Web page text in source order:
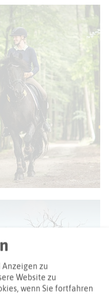
© M. Kuiter / Münsterland e.V.
zu
Website zu
wenn Sie fortfahren